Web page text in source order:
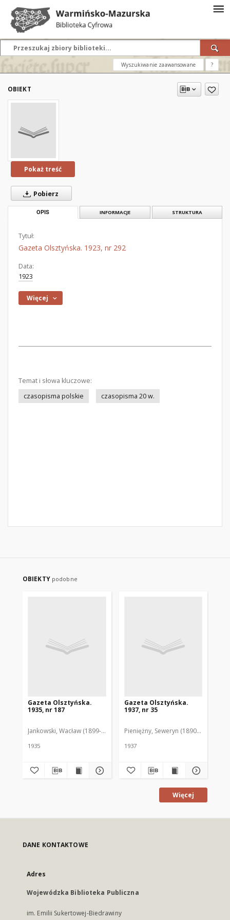
Wyszukiwanie zaawansowane ?
OBIEKT
Pokaż treść
Pobierz
OPIS INFORMACJE STRUKTURA
Tytuł:
Gazeta Olsztyńska. 1923, nr 292
Data:
1923
Więcej
Temat i słowa kluczowe:
czasopisma polskie
czasopisma 20 w.
OBIEKTY podobne
Gazeta Olsztyńska.
1935, nr 187
Jankowski, Wacław (1899-1975). Red.
1935
Gazeta Olsztyńska.
1937, nr 35
Pieniężny, Seweryn (1890-1940). Red.
1937
Więcej
DANE KONTAKTOWE
Adres
Wojewódzka Biblioteka Publiczna
im. Emilii Sukertowej-Biedrawiny